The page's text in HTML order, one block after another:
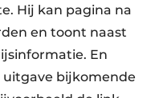
Hij kan pagina na
en toont naast
En
bijkomende